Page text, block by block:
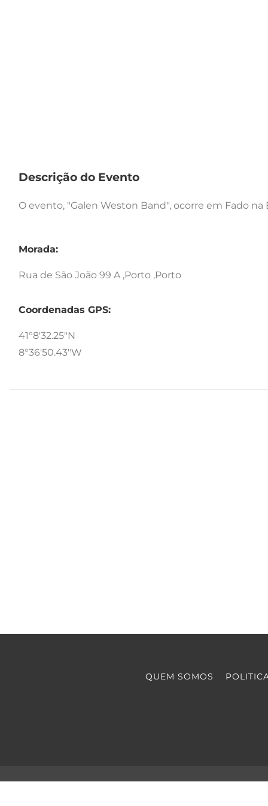
Descrição do Evento
O evento, "Galen Weston Band", ocorre em Fado na
Morada:
Rua de São João 99 A ,Porto ,Porto
Coordenadas GPS:
41°8'32.25"N
8°36'50.43"W
QUEM SOMOS